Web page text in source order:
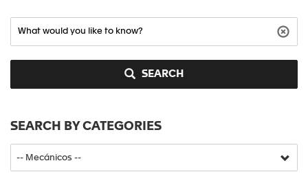
SEARCH
SEARCH BY CATEGORIES